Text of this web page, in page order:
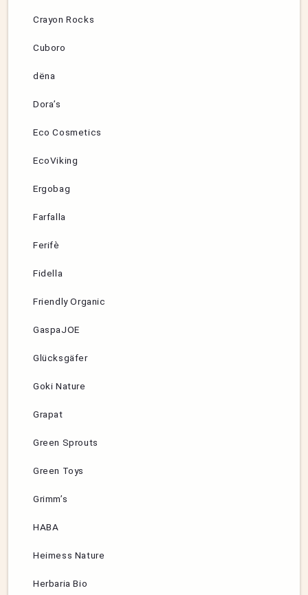
Crayon Rocks
Cuboro
dëna
Dora’s
Eco Cosmetics
EcoViking
Ergobag
Farfalla
Ferifè
Fidella
Friendly Organic
GaspaJOE
Glücksgäfer
Goki Nature
Grapat
Green Sprouts
Green Toys
Grimm’s
HABA
Heimess Nature
Herbaria Bio